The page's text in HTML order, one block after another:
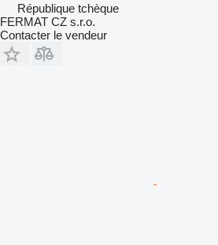
République tchèque
FERMAT CZ s.r.o.
Contacter le vendeur